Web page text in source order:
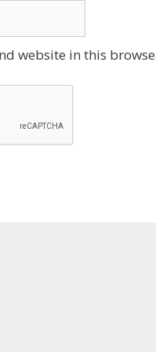
website in this